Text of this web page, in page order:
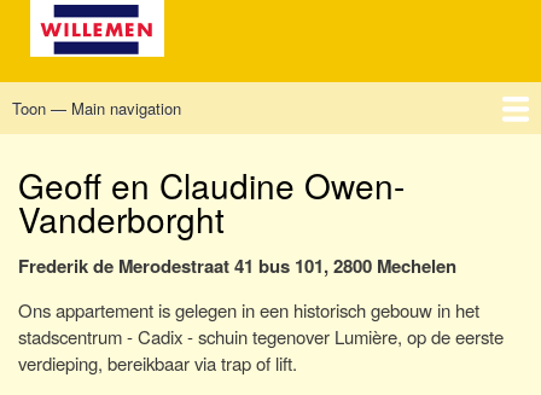
Main
Toon — Main navigation
Geoff en Claudine Owen-
Vanderborght
Frederik de Merodestraat 41 bus 101, 2800 Mechelen
Ons appartement is gelegen in een historisch gebouw in het
stadscentrum - Cadix - schuin tegenover Lumière, op de eerste
verdieping, bereikbaar via trap of lift.